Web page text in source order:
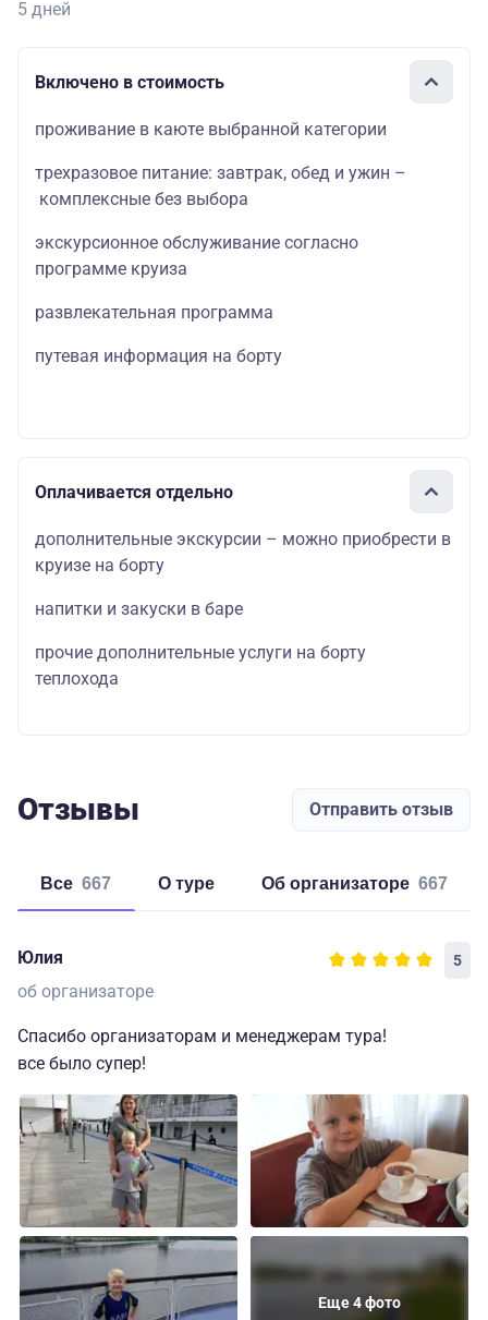
5 дней
Включено в стоимость
проживание в каюте выбранной категории
трехразовое питание: завтрак, обед и ужин –
комплексные без выбора
экскурсионное обслуживание согласно
программе круиза
развлекательная программа
путевая информация на борту
Оплачивается отдельно
дополнительные экскурсии – можно приобрести в
круизе на борту
напитки и закуски в баре
прочие дополнительные услуги на борту
теплохода
Отзывы Отправить отзыв
Все 667 о туре об организаторе 667
Юлия 5
об организаторе
Спасибо организаторам и менеджерам тура!
все было супер!
Еще 4 фото